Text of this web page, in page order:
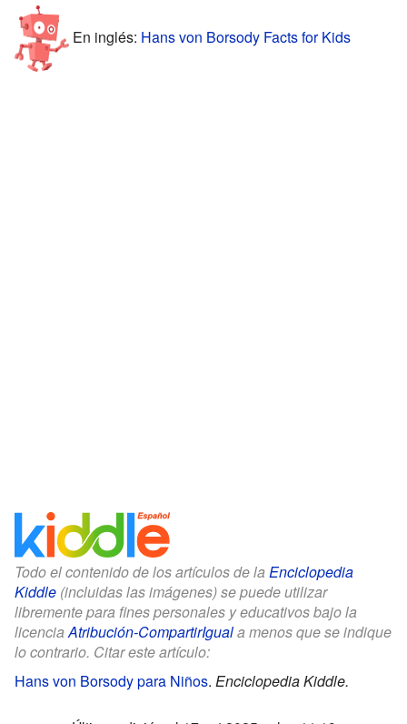
En inglés: Hans von Borsody Facts for Kids
Todo el contenido de los artículos de la Enciclopedia
Kiddle (incluidas las imágenes) se puede utilizar
libremente para fines personales y educativos bajo la
licenciaAtribución-CompartirIguala menos que se indique
lo contrario. Citar este artículo:
Hans von Borsody para Niños. Enciclopedia Kiddle.